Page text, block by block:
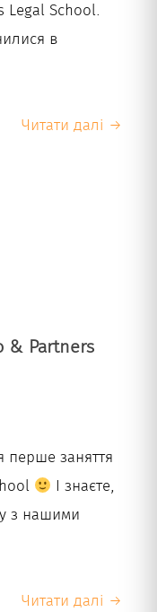
Legal School.
в
Читати далі →
& Partners
перше заняття
І знаєте,
з нашими
Читати далі →